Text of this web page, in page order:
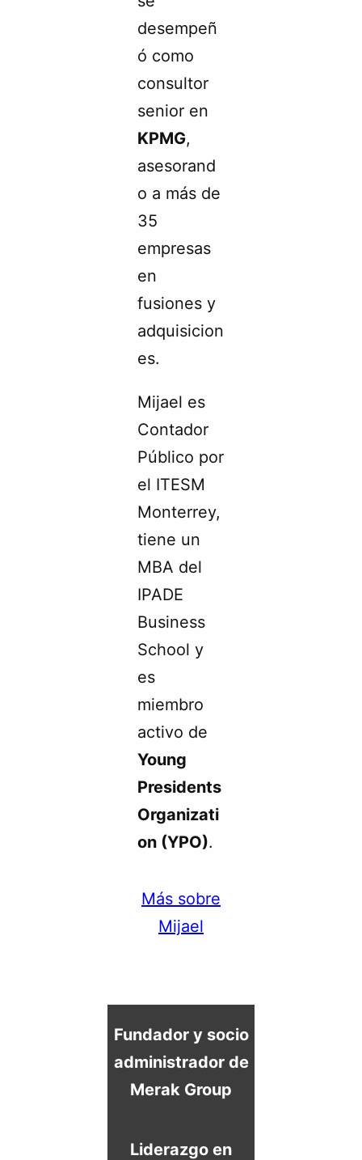
desempeñ
ó como
consultor
senior en
KPMG,
asesorand
o a más de
35
empresas
en
fusiones y
adquisicion
es.
Mijael es
Contador
Público por
el ITESM
Monterrey,
tiene un
MBA del
IPADE
Business
School y
es
miembro
activo de
Young
Presidents
Organizati
on (YPO).
Más sobre
Mijael
Fundador y socio
administrador de
Merak Group
Liderazgo en